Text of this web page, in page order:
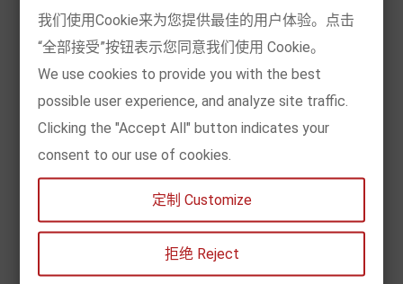
3-您获得的奖励
朋友注册后，朋友每次成功下单（注册后360天
消费金额2%
我们使用Cookie来为您提供最佳的用户体验。点击
“全部接受”按钮表示您同意我们使用 Cookie。
We use cookies to provide you with the best
possible user experience, and analyze site traffic.
Clicking the "Accept All" button indicates your
consent to our use of cookies.
定制 Customize
拒绝 Reject